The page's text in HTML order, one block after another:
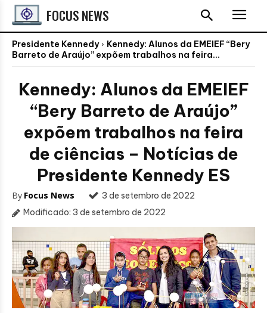
FOCUS NEWS
Presidente Kennedy
Kennedy: Alunos da EMEIEF “Bery
Barreto de Araújo” expõem trabalhos na feira...
Kennedy: Alunos da EMEIEF
“Bery Barreto de Araújo”
expõem trabalhos na feira
de ciências – Notícias de
Presidente Kennedy ES
By Focus News
3 de setembro de 2022
Modificado: 3 de setembro de 2022